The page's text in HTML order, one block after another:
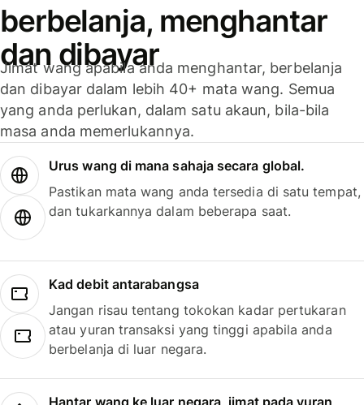
berbelanja, menghantar
dan dibayar
Jimat wang apabila anda menghantar, berbelanja
dan dibayar dalam lebih 40+ mata wang. Semua
yang anda perlukan, dalam satu akaun, bila-bila
masa anda memerlukannya.
Urus wang di mana sahaja secara global.
Pastikan mata wang anda tersedia di satu tempat,
dan tukarkannya dalam beberapa saat.
Kad debit antarabangsa
Jangan risau tentang tokokan kadar pertukaran
atau yuran transaksi yang tinggi apabila anda
berbelanja di luar negara.